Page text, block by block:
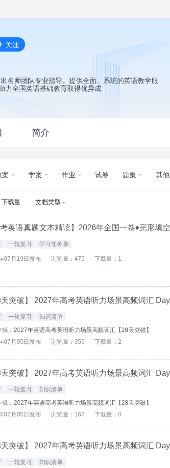
关注
名师团队专业指导。提供全面、系统的英语教学服
力全国英语基础教育取得优异成
简介
案 学案 作业 试卷 题集 其他
下载量 文档类型
一轮复习 学习任务单
07月19日发布 浏览量：475 下载量：1
一轮复习
知识清单
： 2027年英语高考英语听力场景高频词汇【28天突破】
07月05日发布
浏览量：359 下载量：2
一轮复习
知识清单
： 2027年英语高考英语听力场景高频词汇【28天突破】
07月05日发布
浏览量：167 下载量：0
一轮复习
知识清单